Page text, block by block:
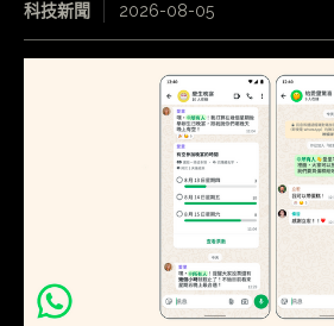
科技新聞 2026-08-05